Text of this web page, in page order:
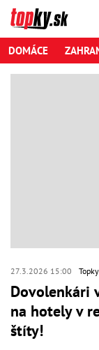
DOMÁCE
27.3.2026 15:00 Topky
Dovolenkári
na hotely v
štíty!